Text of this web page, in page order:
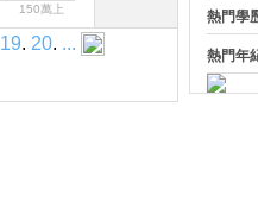
150萬上
19. 20. ...
熱門學
熱門年